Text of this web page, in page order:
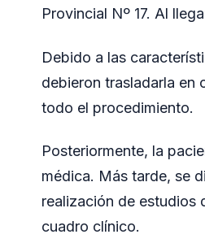
Provincial Nº 17. Al
Debido a las
debieron trasladarla en
todo el procedimiento.
Posteriormente, la
médica. Más tarde, se
realización de estudios
cuadro clínico.